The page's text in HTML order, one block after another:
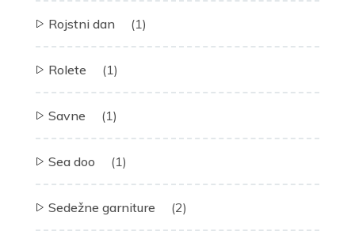
Rojstni dan (1)
Rolete (1)
Savne (1)
Sea doo (1)
Sedežne garniture (2)